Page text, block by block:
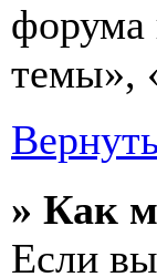
форума
темы»,
» Как
Если